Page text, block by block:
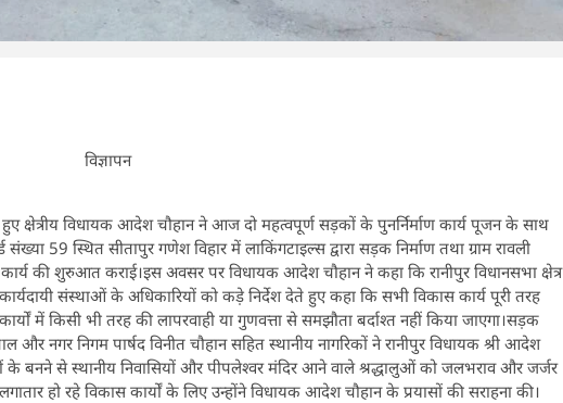
विज्ञापन
हुए क्षेत्रीय विधायक आदेश चौहान ने आज दो महत्वपूर्ण सड़कों के पुनर्निर्माण कार्य पूजन के साथ
संख्या 59 स्थित सीतापुर गणेश विहार में लाकिंगटाइल्स द्वारा सड़क निर्माण तथा ग्राम रावली
की शुरुआत कराई।इस अवसर पर विधायक आदेश चौहान ने कहा कि रानीपुर विधानसभा क्षेत्र
कार्यदायी संस्थाओं के अधिकारियों को कड़े निर्देश देते हुए कहा कि सभी विकास कार्य पूरी तरह
में किसी भी तरह की लापरवाही या गुणवत्ता से समझौता बर्दाश्त नहीं किया जाएगा।सड़क
और नगर निगम पार्षद विनीत चौहान सहित स्थानीय नागरिकों ने रानीपुर विधायक श्री आदेश
बनने से स्थानीय निवासियों और पीपलेश्वर मंदिर आने वाले श्रद्धालुओं को जलभराव और जर्जर
हो रहे विकास कार्यों के लिए उन्होंने विधायक आदेश चौहान के प्रयासों की सराहना की।